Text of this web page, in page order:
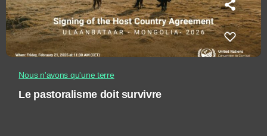
Nous n'avons qu'une terre
Le pastoralisme doit survivre